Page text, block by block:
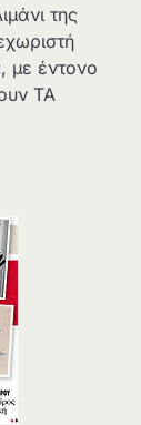
της
με έντονο
ΤΑ